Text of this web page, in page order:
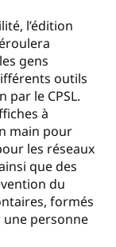
l’édition
gens
outils
le CPSL.
à
main pour
les réseaux
que des
du
formés
personne